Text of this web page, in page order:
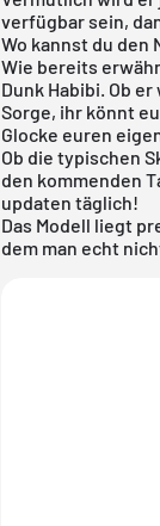
verfügbar sein,
Wo kannst du den
Wie bereits
Dunk Habibi. Ob
Sorge, ihr könnt
Glocke euren
Ob die typischen
den kommenden
updaten täglich!
Das Modell liegt
dem man echt